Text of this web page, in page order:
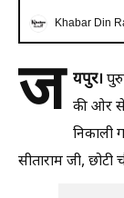
Khabar Din
ज यपुर।
की ओर से
निकाली
सीताराम जी,